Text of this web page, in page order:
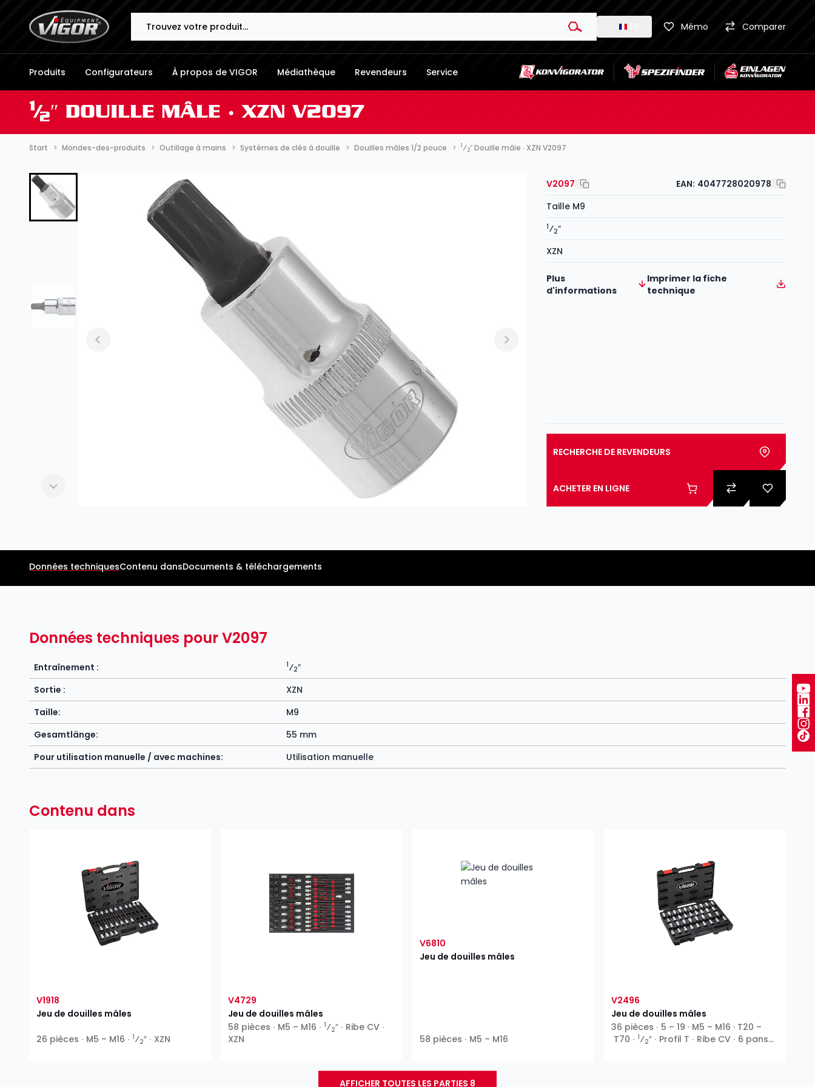
Mémo Comparer
Produits Configurateurs À propos de VIGOR Médiathèque Revendeurs Service
1⁄2″ DOUILLE MÂLE ∙ XZN V2097
Start Mondes-des-produits Outillage à mains Systèmes de clés à douille Douilles mâles 1/2 pouce 1⁄2″ Douille mâle ∙ XZN V2097
V2097 EAN: 4047728020978
Taille M9
1⁄2″
XZN
Plus
d'informations
Imprimer la fiche
technique
RECHERCHE DE REVENDEURS
ACHETER EN LIGNE
Données techniquesContenu dansDocuments & téléchargements
Données techniques pour V2097
Entraînement : 1⁄2″
Sortie :
XZN
Taille:
M9
Gesamtlänge:
55 mm
Pour utilisation manuelle / avec machines:
Utilisation manuelle
Contenu dans
V1918
Jeu de douilles mâles
26 pièces ∙ M5 – M16 ∙ 1⁄2″ ∙ XZN
V4729
Jeu de douilles mâles
58 pièces ∙ M5 – M16 ∙ 1⁄2″ ∙ Ribe CV ∙
XZN
V6810
Jeu de douilles mâles
58 pièces ∙ M5 – M16
V2496
Jeu de douilles mâles
36 pièces ∙ 5 – 19 · M5 – M16 · T20 –
T70 ∙ 1⁄2″ ∙ Profil T ∙ Ribe CV ∙ 6 pans
AFFICHER TOUTES LES PARTIES 8